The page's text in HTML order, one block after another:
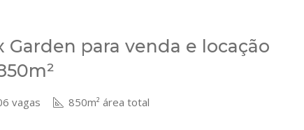
para venda e locação
vagas 850m² área total